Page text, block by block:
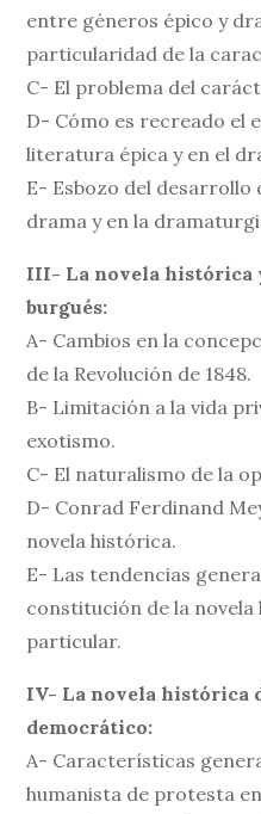
entre géneros épico y
particularidad de la
C- El problema del
D- Cómo es recreado el
literatura épica y en el
E- Esbozo del desarrollo
drama y en la
III- La novela histórica
burgués:
A- Cambios en la
de la Revolución de 1848.
B- Limitación a la vida
exotismo.
C- El naturalismo de la
D- Conrad Ferdinand
novela histórica.
E- Las tendencias
constitución de la
particular.
IV- La novela histórica
democrático:
A- Características
humanista de protesta